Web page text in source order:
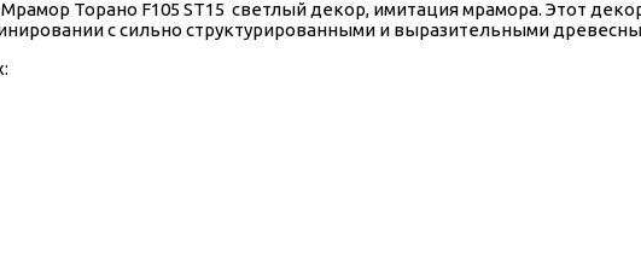
Торано F105 ST15 светлый декор, имитация мрамора. Этот
с сильно структурированными и выразительными